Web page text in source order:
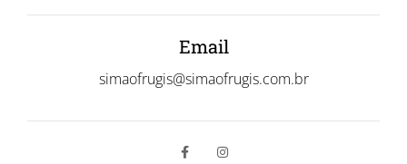
Email
simaofrugis@simaofrugis.com.br